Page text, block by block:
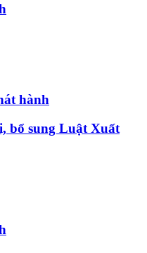
hành
bổ sung Luật Xuất